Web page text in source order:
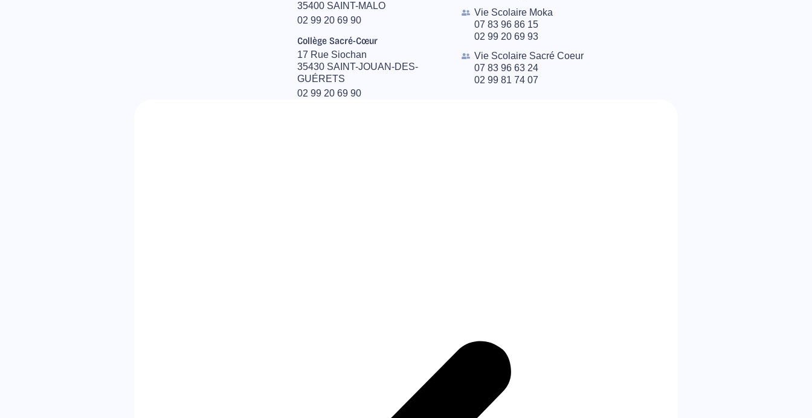
35400 SAINT-MALO
02 99 20 69 90
Collège Sacré-Cœur
17 Rue Siochan
35430 SAINT-JOUAN-DES-
GUÉRETS
02 99 20 69 90
Vie Scolaire Moka
07 83 96 86 15
02 99 20 69 93
Vie Scolaire Sacré Coeur
07 83 96 63 24
02 99 81 74 07